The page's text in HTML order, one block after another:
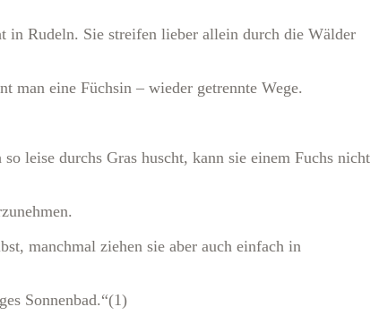
in Rudeln. Sie streifen lieber allein durch die Wälder
man eine Füchsin – wieder getrennte Wege.
leise durchs Gras huscht, kann sie einem Fuchs nicht
manchmal ziehen sie aber auch einfach in
Sonnenbad.“(1)